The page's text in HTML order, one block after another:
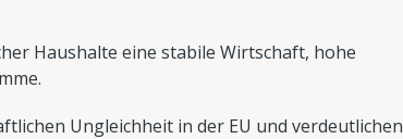
Haushalte eine stabile Wirtschaft, hohe
Ungleichheit in der EU und verdeutlichen